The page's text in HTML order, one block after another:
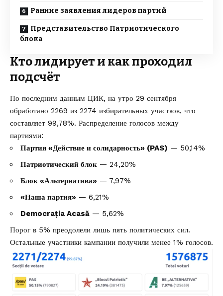
Ранние заявления лидеров партий
Представительство Патриотического
блока
Кто лидирует и как проходил
подсчёт
По последним данным ЦИК, на утро 29 сентября
обработано 2269 из 2274 избирательных участков, что
составляет 99,78%. Распределение голосов между
партиями:
Партия «Действие и солидарность» (PAS) — 50,14%
Патриотический блок — 24,20%
Блок «Альтернатива» — 7,97%
«Наша партия» — 6,21%
Democrația Acasă — 5,62%
Порог в 5% преодолели лишь пять политических сил.
Остальные участники кампании получили менее 1% голосов.